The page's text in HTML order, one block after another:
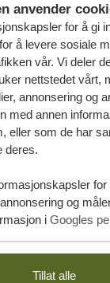
anvender
for å gi
å levere sosiale
vår. Vi deler
nettstedet vårt,
annonsering og
med annen
eller som de har
deres.
for
og
i Googles
Tillat alle
ANDRE LAND